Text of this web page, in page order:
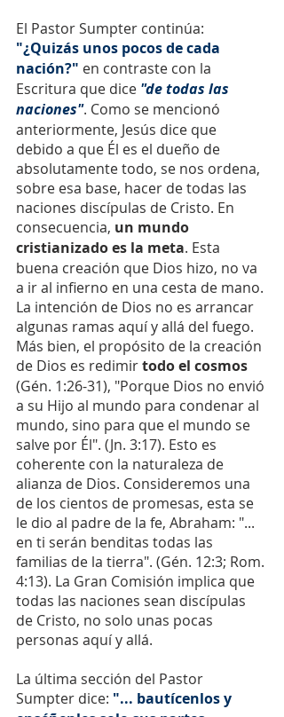
El Pastor Sumpter continúa:
"¿Quizás unos pocos de cada
nación?" en contraste con la
Escritura que dice "de todas las
naciones". Como se mencionó
anteriormente, Jesús dice que
debido a que Él es el dueño de
absolutamente todo, se nos ordena,
sobre esa base, hacer de todas las
naciones discípulas de Cristo. En
consecuencia, un mundo
cristianizado es la meta. Esta
buena creación que Dios hizo, no va
a ir al infierno en una cesta de mano.
La intención de Dios no es arrancar
algunas ramas aquí y allá del fuego.
Más bien, el propósito de la creación
de Dios es redimir todo el cosmos
(Gén. 1:26-31), "Porque Dios no envió
a su Hijo al mundo para condenar al
mundo, sino para que el mundo se
salve por Él". (Jn. 3:17). Esto es
coherente con la naturaleza de
alianza de Dios. Consideremos una
de los cientos de promesas, esta se
le dio al padre de la fe, Abraham: "...
en ti serán benditas todas las
familias de la tierra". (Gén. 12:3; Rom.
4:13). La Gran Comisión implica que
todas las naciones sean discípulas
de Cristo, no solo unas pocas
personas aquí y allá.
La última sección del Pastor
Sumpter dice: "... bautícenlos y